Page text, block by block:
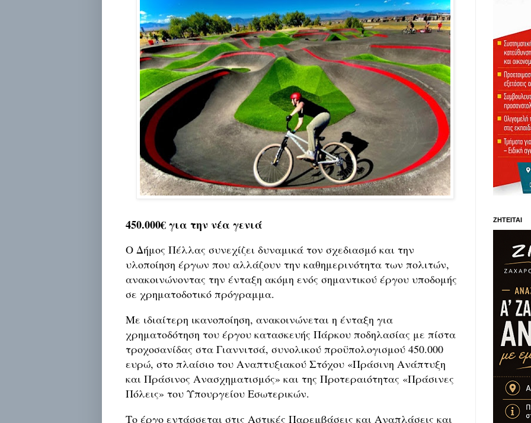
450.000€ για την νέα γενιά
Ο Δήμος Πέλλας συνεχίζει δυναμικά τον σχεδιασμό και την
υλοποίηση έργων που αλλάζουν την καθημερινότητα των πολιτών,
ανακοινώνοντας την ένταξη ακόμη ενός σημαντικού έργου υποδομής
σε χρηματοδοτικό πρόγραμμα.
Με ιδιαίτερη ικανοποίηση, ανακοινώνεται η ένταξη για
χρηματοδότηση του έργου κατασκευής Πάρκου ποδηλασίας με πίστα
τροχοσανίδας στα Γιαννιτσά, συνολικού προϋπολογισμού 450.000
ευρώ, στο πλαίσιο του Αναπτυξιακού Στόχου «Πράσινη Ανάπτυξη
και Πράσινος Ανασχηματισμός» και της Προτεραιότητας «Πράσινες
Πόλεις» του Υπουργείου Εσωτερικών.
Το έργο εντάσσεται στις Αστικές Παρεμβάσεις και Αναπλάσεις και
ΖΗΤΕΙΤΑΙ